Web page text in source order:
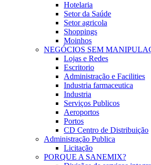
Hotelaria
Setor da Saúde
Setor agricola
Shoppings
Moinhos
NEGÓCIOS SEM
Lojas e Redes
Escritorio
Administração e Facilities
Industria farmaceutica
Industria
Serviços Publicos
Aeroportos
Portos
CD Centro de Distribuição
Administração Publica
Licitação
PORQUE A SANEMIX?